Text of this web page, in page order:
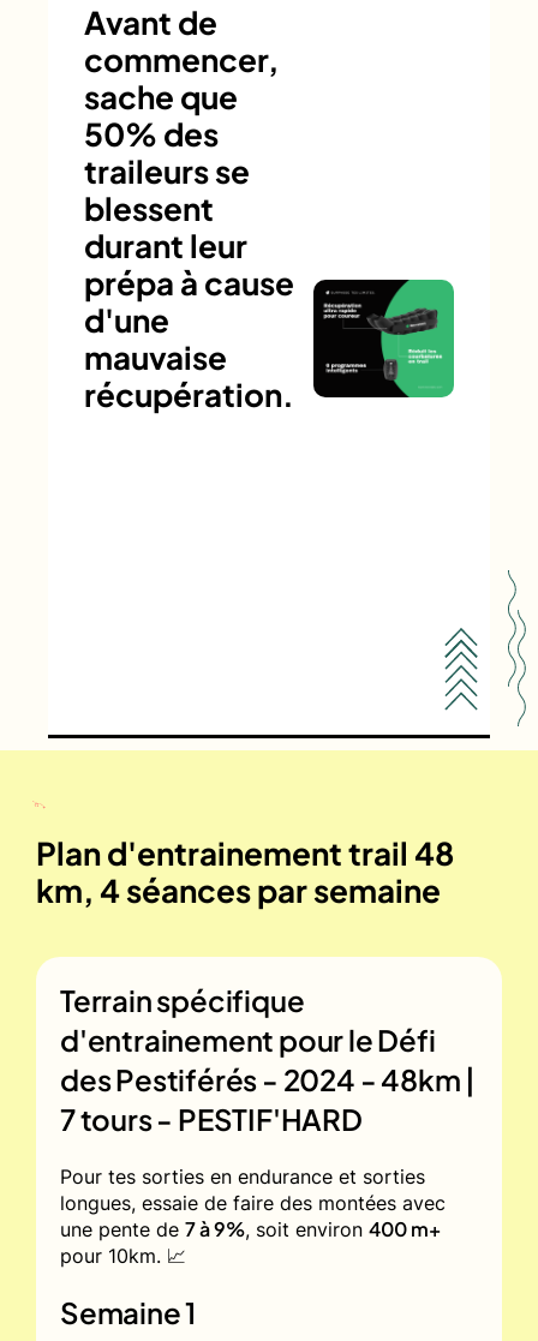
Avant de
commencer,
sache que
50% des
traileurs se
blessent
durant leur
prépa à cause
d'une
mauvaise
récupération.
Plan d'entrainement trail 48
km, 4 séances par semaine
Terrain spécifique
d'entrainement pour leDéfi
des Pestiférés - 2024 - 48km |
7 tours - PESTIF'HARD
Pour tes sorties en endurance et sorties
longues, essaie de faire des montées avec
une pente de 7 à 9%, soit environ 400 m+
pour 10km. 📈
Semaine 1